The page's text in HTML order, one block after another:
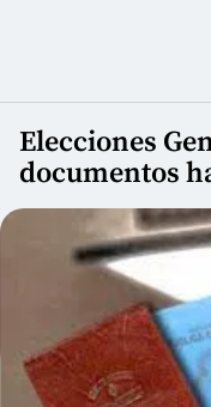
Elecciones
documentos